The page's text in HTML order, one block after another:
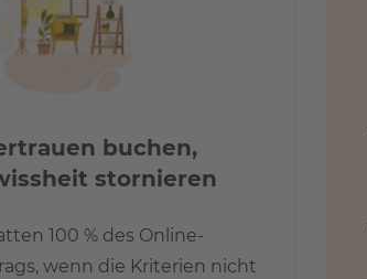
buchen,
stornieren
100 % des Online-
wenn die Kriterien nicht